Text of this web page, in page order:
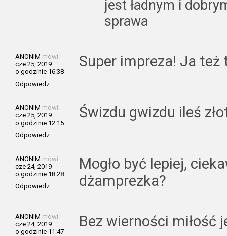
jest ładnym i
sprawa
ANONIM mówi:
cze 25, 2019
o godzinie 16:38
Odpowiedz
Super impreza! Ja też
ANONIM mówi:
cze 25, 2019
o godzinie 12:15
Odpowiedz
Świzdu gwizdu ileś
ANONIM mówi:
cze 24, 2019
o godzinie 18:28
Odpowiedz
Mogło być lepiej,
dżamprezka?
ANONIM mówi:
cze 24, 2019
o godzinie 11:47
Bez wierności miłość